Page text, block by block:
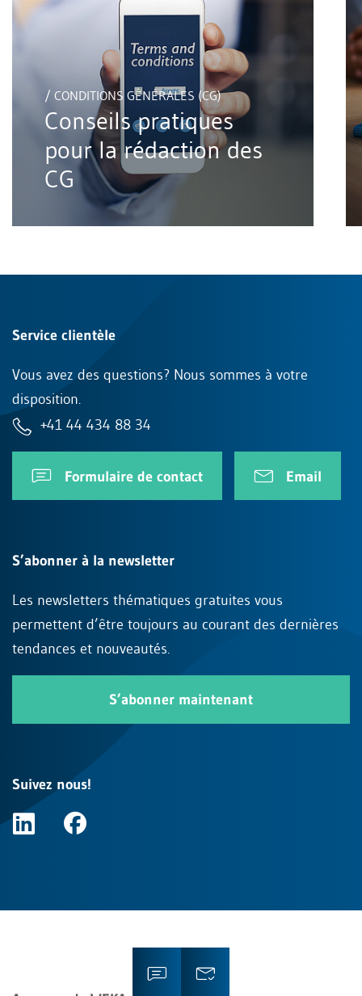
/ CONDITIONS GÉNÉRALES (CG)
Conseils pratiques
pour la rédaction des
CG
Service clientèle
Vous avez des questions? Nous sommes à votre
disposition.
+41 44 434 88 34
Formulaire de contact Email
S’abonner à la newsletter
Les newsletters thématiques gratuites vous
permettent d’être toujours au courant des dernières
tendances et nouveautés.
S’abonner maintenant
Suivez nous!